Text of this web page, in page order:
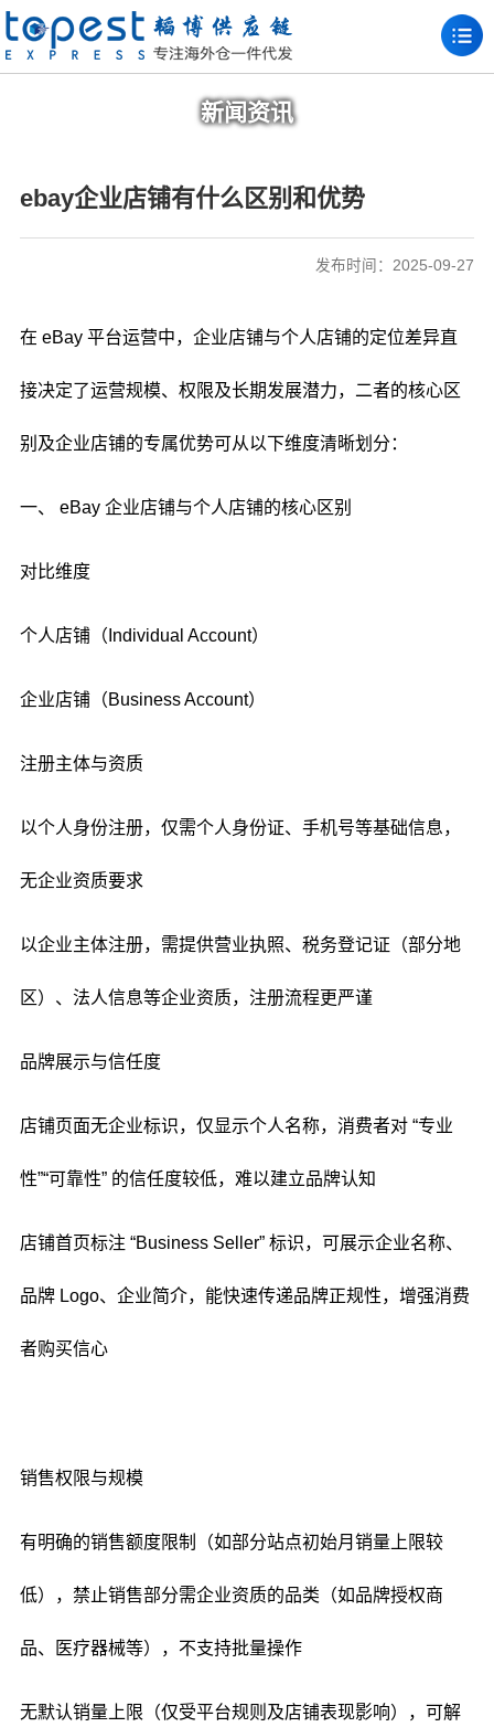
新闻资讯
ebay企业店铺有什么区别和优势
发布时间：2025-09-27
在 eBay 平台运营中，企业店铺与个人店铺的定位差异直
接决定了运营规模、权限及长期发展潜力，二者的核心区
别及企业店铺的专属优势可从以下维度清晰划分：
一、 eBay 企业店铺与个人店铺的核心区别
对比维度
个人店铺（Individual Account）
企业店铺（Business Account）
注册主体与资质
以个人身份注册，仅需个人身份证、手机号等基础信息，
无企业资质要求
以企业主体注册，需提供营业执照、税务登记证（部分地
区）、法人信息等企业资质，注册流程更严谨
品牌展示与信任度
店铺页面无企业标识，仅显示个人名称，消费者对 “专业
性”“可靠性” 的信任度较低，难以建立品牌认知
店铺首页标注 “Business Seller” 标识，可展示企业名称、
品牌 Logo、企业简介，能快速传递品牌正规性，增强消费
者购买信心
销售权限与规模
有明确的销售额度限制（如部分站点初始月销量上限较
低），禁止销售部分需企业资质的品类（如品牌授权商
品、医疗器械等），不支持批量操作
无默认销量上限（仅受平台规则及店铺表现影响），可解